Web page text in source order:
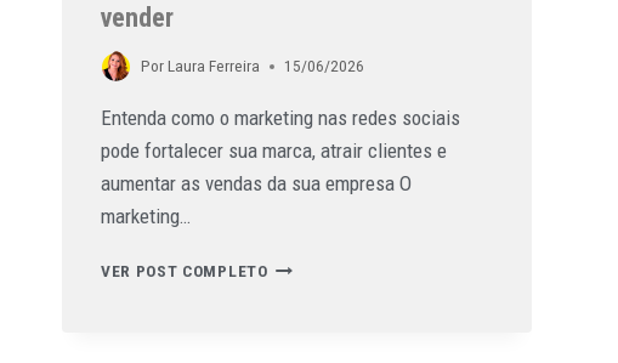
vender
PorLaura Ferreira 15/06/2026
Entenda como o marketing nas redes sociais
pode fortalecer sua marca, atrair clientes e
aumentar as vendas da sua empresa O
marketing…
VER POST COMPLETO